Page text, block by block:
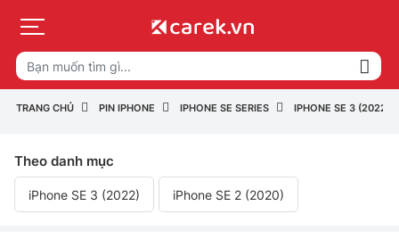
TRANG CHỦ PIN IPHONE IPHONE SE SERIES IPHONE SE 3 (2022)
Theo danh mục
iPhone SE 3 (2022) iPhone SE 2 (2020)